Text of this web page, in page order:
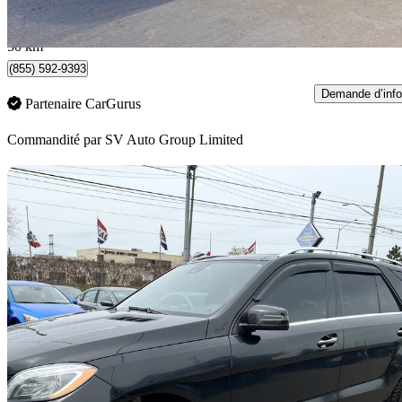
298 $/mois env.
Richmond Hill, ON
50 km
(855) 592-9393
Partenaire CarGurus
Demande d’info
Commandité par SV Auto Group Limited